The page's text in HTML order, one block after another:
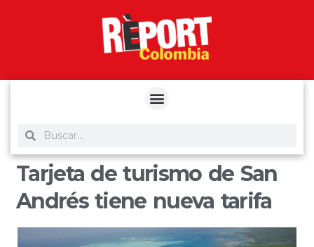
Tarjeta de turismo de San
Andrés tiene nueva tarifa